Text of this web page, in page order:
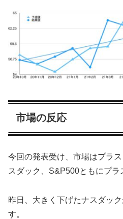
市場の反応
今回の発表受け、市場はプラ
スダック、S&P500ともにプラ
昨日、大きく下げたナスダッ
す。